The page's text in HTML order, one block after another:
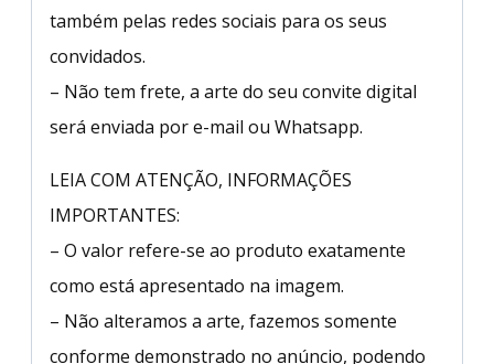
também pelas redes sociais para os seus
convidados.
– Não tem frete, a arte do seu convite digital
será enviada por e-mail ou Whatsapp.
LEIA COM ATENÇÃO, INFORMAÇÕES
IMPORTANTES:
– O valor refere-se ao produto exatamente
como está apresentado na imagem.
– Não alteramos a arte, fazemos somente
conforme demonstrado no anúncio, podendo